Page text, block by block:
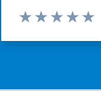
Valuta da 1 a 5 stelle la